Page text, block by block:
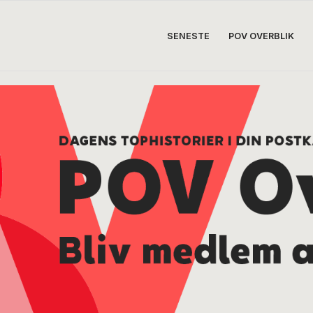
SENESTE POV OVERBLIK